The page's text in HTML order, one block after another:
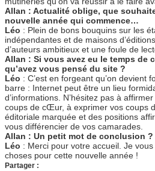
Allan : Actualité oblige, que
nouvelle année qui commence…
Léo : Plein de bons bouquins sur les
indépendantes et de maisons
d’auteurs ambitieux et une foule de
Allan : Si vous avez eu le temps de
qu’avez vous pensé du site ?
Léo : C’est en forgeant qu’on devient
barre : Internet peut être un lieu
d’informations. N’hésitez pas à
coups de cŒur, à exprimer vos coups
éditoriale marquée et des positions
vous différencier de vos camarades.
Allan : Un petit mot de conclusion ?
Léo : Merci pour votre accueil. Je
choses pour cette nouvelle année !
Partager :